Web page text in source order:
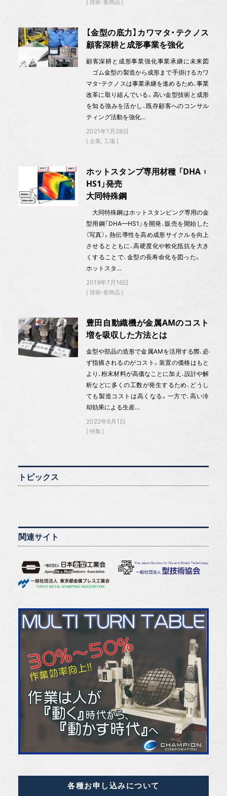
技術・新商品
【金型の底力】カワマタ・テクノス
顧客深耕と成形事業を強化
顧客深耕と成形事業強化事業承継に未来図
ゴム金型の製造から成形まで手掛けるカワ
マタ・テクノスは事業承継を進めるため、事業
改革に取り組んでいる。高い金型技術と成形
を知る強みを活かし、既存顧客へのコンサル
ティング活動を強化…
2021年1月28日
企業 工場
ホットスタンプ専用材種 「DHA︲
HS1」発売
大同特殊鋼
大同特殊鋼はホットスタンピング専用の金
型用鋼「DHA—HS1」を開発、販売を開始した
（写真）。熱伝導性を高め成形サイクルを向上
させるとともに、高硬度化や軟化抵抗を大き
くすることで、金型の長寿命化を図った。
ホットスタ…
2019年7月16日
技術・新商品
豊田自動織機が金属AMのコスト
増を吸収した方法とは
金型や部品の造形で金属AMを活用する際、必
ず指摘されるのがコスト。装置の価格はもと
より、粉末材料が高価なことに加え、設計や解
析などに多くの工数が発生するため、どうし
ても製造コストは高くなる。一方で、高い冷
却効果による生産…
2022年6月1日
特集
トピックス
関連サイト
各種お申し込みについて